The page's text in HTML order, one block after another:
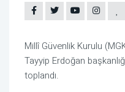
Millî Güvenlik Kurulu
Tayyip Erdoğan
toplandı.